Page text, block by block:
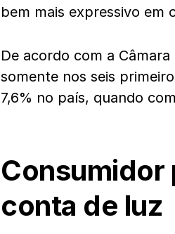
bem mais expressivo em
De acordo com a
somente nos seis
7,6% no país, quando
Consumidor
conta de luz